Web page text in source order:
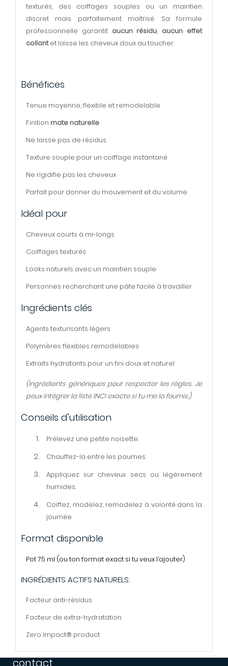
texturés, des coiffages souples ou un maintien
discret mais parfaitement maîtrisé. Sa formule
professionnelle garantit aucun résidu, aucun effet
collantet laisse les cheveux doux au toucher.
Bénéfices
Tenue moyenne, flexible et remodelable
Finition mate naturelle
Ne laisse pas de résidus
Texture souple pour un coiffage instantané
Ne rigidifie pas les cheveux
Parfait pour donner du mouvement et du volume
Idéal pour
Cheveux courts à mi-longs
Coiffages texturés
Looks naturels avec un maintien souple
Personnes recherchant une pâte facile à travailler
Ingrédients clés
Agents texturisants légers
Polymères flexibles remodelables
Extraits hydratants pour un fini doux et naturel
(Ingrédients génériques pour respecter les règles. Je
peux intégrer la liste INCI exacte si tu me la fournis.)
Conseils d’utilisation
Prélevez une petite noisette.
Chauffez-la entre les paumes.
Appliquez sur cheveux secs ou légèrement
humides.
Coiffez, modelez, remodelez à volonté dans la
journée.
Format disponible
Pot 75 ml (ou ton format exact si tu veux l’ajouter)
INGRÉDIENTS ACTIFS NATURELS:
Facteur anti-résidus
Facteur de extra-hydratation
Zero Impact® product
contact